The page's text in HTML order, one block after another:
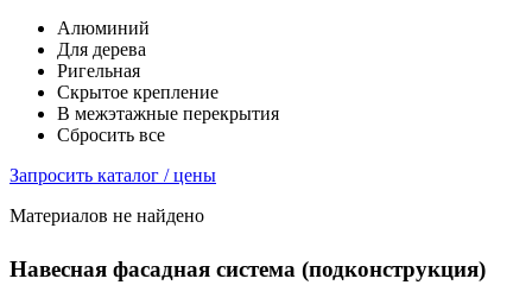
Алюминий
Для дерева
Ригельная
Скрытое крепление
В межэтажные перекрытия
Сбросить все
Запросить каталог / цены
Материалов не найдено
Навесная фасадная система (подконструкция)